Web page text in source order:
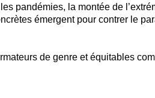
pandémies, la montée de
émergent pour contrer le
de genre et équitables